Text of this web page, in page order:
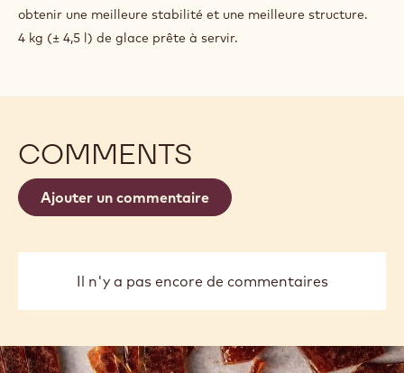
obtenir une meilleure stabilité et une meilleure structure.
4 kg (± 4,5 l) de glace prête à servir.
COMMENTS
Ajouter un commentaire
Il n'y a pas encore de commentaires